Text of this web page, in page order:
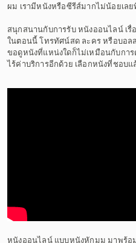
ผม เรามีหนังหรือซีรีส์มากไม่น้อยเล
สนุกสนานกับการรับ หนังออนไลน์ เรื่
ในตอนนี้ โทรทัศน์สด ละคร หรือบอล
ขอดูหนังที่แหน่งใดก็ไม่เหมือนกับการ
ไร้ค่าบริการอีกด้วย เลือกหนังที่ชอบ
หนังออนไลน์ แบบหนังหักมุม มาพร้อ